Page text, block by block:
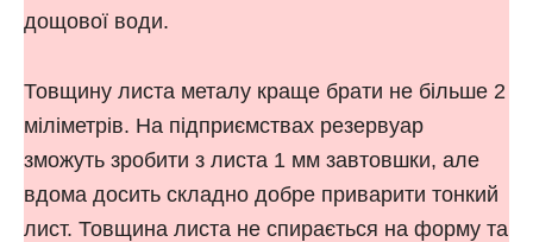
дощової води.
Товщину листа металу краще брати не більше 2
міліметрів. На підприємствах резервуар
зможуть зробити з листа 1 мм завтовшки, але
вдома досить складно добре приварити тонкий
лист. Товщина листа не спирається на форму та